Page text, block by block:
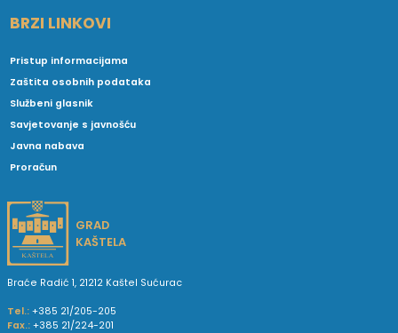
BRZI LINKOVI
Pristup informacijama
Zaštita osobnih podataka
Službeni glasnik
Savjetovanje s javnošću
Javna nabava
Proračun
GRAD
KAŠTELA
Braće Radić 1, 21212 Kaštel Sućurac
Tel.: +385 21/205-205
Fax.: +385 21/224-201